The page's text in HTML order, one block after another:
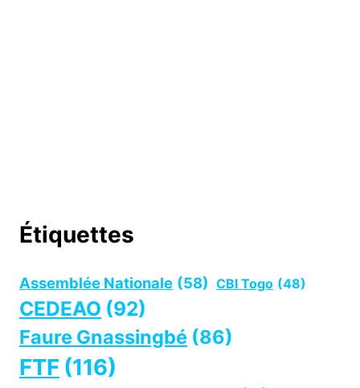
Étiquettes
Assemblée Nationale (58) CBI Togo (48)
CEDEAO (92)
Faure Gnassingbé (86)
FTF (116)